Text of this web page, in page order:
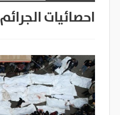
احصائيات